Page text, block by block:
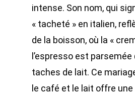
intense. Son nom, qui
« tacheté » en italien,
de la boisson, où la «
l’espresso est
taches de lait. Ce
le café et le lait offre